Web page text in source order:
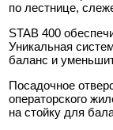
по лестнице,
STAB 400
Уникальная
баланс и
Посадочное
операторского
на стойку для